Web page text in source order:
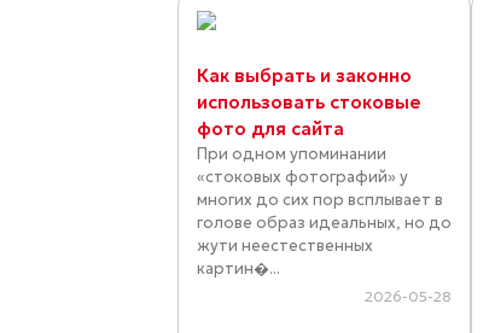
Как выбрать и законно
использовать стоковые
фото для сайта
При одном упоминании
«стоковых фотографий» у
многих до сих пор всплывает в
голове образ идеальных, но до
жути неестественных
картин�...
2026-05-28